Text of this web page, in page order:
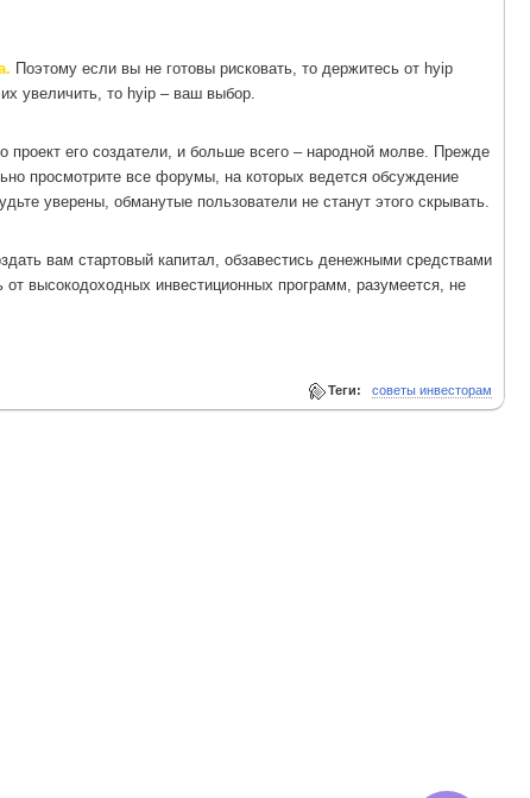
Поэтому если вы не готовы рисковать, то держитесь от hyip
увеличить, то hyip – ваш выбор.
его создатели, и больше всего – народной молве. Прежде
просмотрите все форумы, на которых ведется обсуждение
уверены, обманутые пользователи не станут этого скрывать.
вам стартовый капитал, обзавестись денежными средствами
высокодоходных инвестиционных программ, разумеется, не
Теги: советы инвесторам